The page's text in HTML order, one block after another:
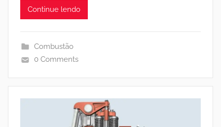
Continue lendo
Combustão
0 Comments